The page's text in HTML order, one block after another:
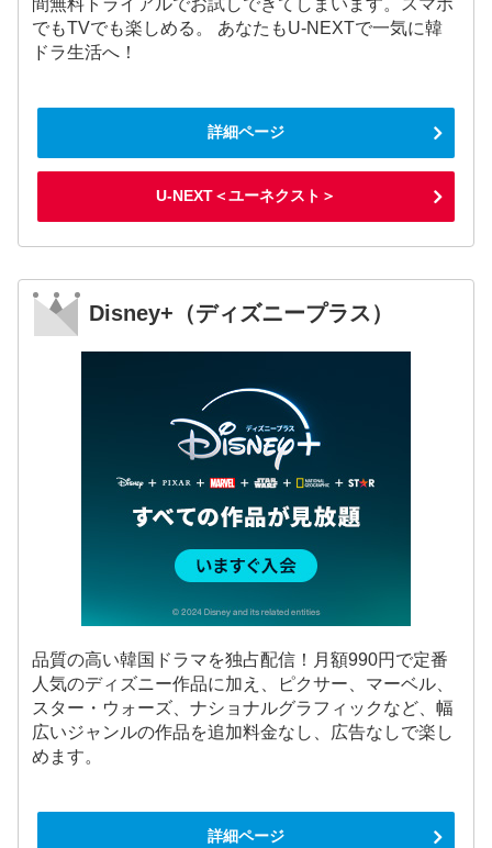
間無料トライアルでお試しできてしまいます。スマホ
でもTVでも楽しめる。 あなたもU-NEXTで一気に韓
ドラ生活へ！
詳細ページ
U-NEXT＜ユーネクスト＞
Disney+（ディズニープラス）
品質の高い韓国ドラマを独占配信！月額990円で定番
人気のディズニー作品に加え、ピクサー、マーベル、
スター・ウォーズ、ナショナルグラフィックなど、幅
広いジャンルの作品を追加料金なし、広告なしで楽し
めます。
詳細ページ